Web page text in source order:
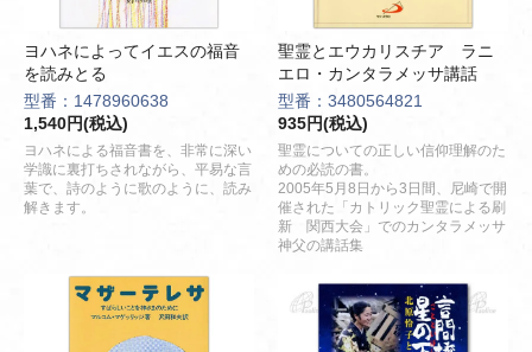
ヨハネによってイエスの福音
を読みとる
型番：1478960638
1,540円(税込)
ヨハネによる福音書を、非常に深い
学識に裏打ちされながら、平易な言
葉で、詩のように歌のように、読み
解きます。
聖霊とエウカリスチア ラニ
エロ・カンタラメッサ講話
型番：3480564821
935円(税込)
聖霊についての正しい信仰理解のた
めの必読の書。
2005年5月8日から3日間、尼崎で開
催された「カトリック聖霊による刷
新 関西大会」でのカンタラメッサ
神父の講話集